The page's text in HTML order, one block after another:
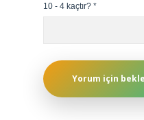
10 - 4 kaçtır? *